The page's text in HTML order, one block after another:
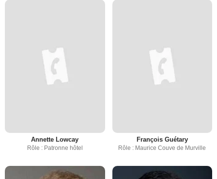
Annette Lowcay
Rôle : Patronne hôtel
François Guétary
Rôle : Maurice Couve de Murville